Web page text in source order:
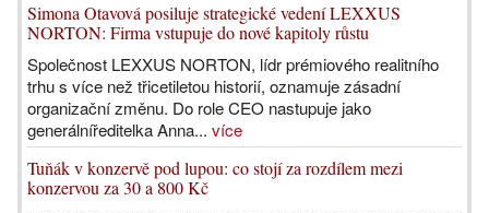
Simona Otavová posiluje strategické vedení LEXXUS
NORTON: Firma vstupuje do nové kapitoly růstu
Společnost LEXXUS NORTON, lídr prémiového realitního
trhu s více než třicetiletou historií, oznamuje zásadní
organizační změnu. Do role CEO nastupuje jako
generálníředitelka Anna... více
Tuňák v konzervě pod lupou: co stojí za rozdílem mezi
konzervou za 30 a 800 Kč